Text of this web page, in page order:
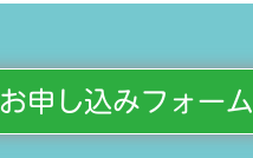
お申し込みフォーム